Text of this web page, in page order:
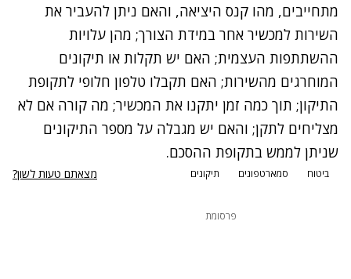
מתחייבים, מהו קנס היציאה, והאם ניתן להעביר את
השירות למכשיר אחר במידת הצורך; מהן עלויות
ההשתתפות העצמית; האם יש תקלות או תיקונים
המוחרגים מהשירות; האם תקבלו טלפון חלופי לתקופת
התיקון; תוך כמה זמן יתקנו את המכשיר; מה קורה אם לא
מצליחים לתקן; והאם יש מגבלה על מספר התיקונים
שניתן לממש בתקופת ההסכם.
ביטוח סמארטפונים תיקונים מצאתם טעות לשון?
פרסומת